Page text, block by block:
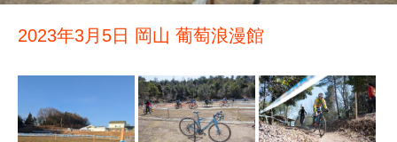
2023年3月5日 岡山 葡萄浪漫館